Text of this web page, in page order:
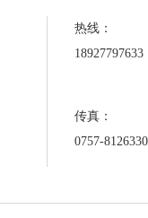
热线：
18927797633
传真：
0757-